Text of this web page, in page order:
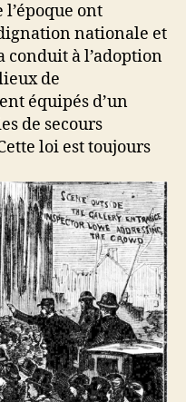
ont
nationale et
conduit à l’adoption
de
équipés d’un
de secours
loi est toujours